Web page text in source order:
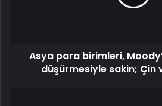
Asya para birimleri,
düşürmesiyle sakin; Çin